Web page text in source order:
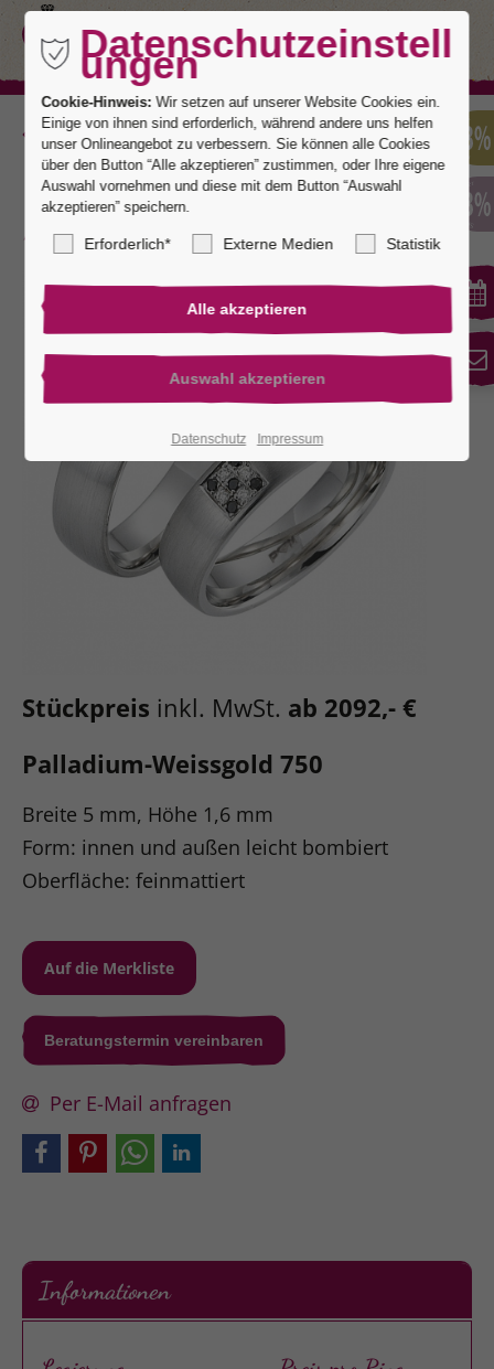
Zurück
Kempten 2
Stückpreis inkl. MwSt. ab 2092,- €
Palladium-Weissgold 750
Breite 5 mm, Höhe 1,6 mm
Form: innen und außen leicht bombiert
Oberfläche: feinmattiert
Beratungstermin vereinbaren
Per E-Mail anfragen
Informationen
Datenschutzeinstell
ungen
Cookie-Hinweis: Wir setzen auf unserer Website Cookies ein.
Einige von ihnen sind erforderlich, während andere uns helfen
unser Onlineangebot zu verbessern. Sie können alle Cookies
über den Button “Alle akzeptieren” zustimmen, oder Ihre eigene
Auswahl vornehmen und diese mit dem Button “Auswahl
akzeptieren” speichern.
Erforderlich* Externe Medien Statistik
Datenschutz Impressum